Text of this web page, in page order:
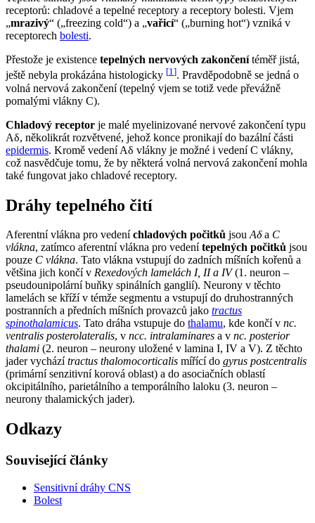
receptorů: chladové a tepelné receptory a receptory bolesti. Vjem
„mrazivý“ („freezing cold“) a „vařicí“ („burning hot“) vzniká v
receptorech bolesti.
Přestože je existence tepelných nervových zakončenítéměř jistá,
ještě nebyla prokázána histologicky [1]. Pravděpodobně se jedná o
volná nervová zakončení (tepelný vjem se totiž vede převážně
pomalými vlákny C).
Chladový receptor je malé myelinizované nervové zakončení typu
Aδ, několikrát rozvětvené, jehož konce pronikají do bazální části
epidermis. Kromě vedení Aδ vlákny je možné i vedení C vlákny,
což nasvědčuje tomu, že by některá volná nervová zakončení mohla
také fungovat jako chladové receptory.
Dráhy tepelného čití
Aferentní vlákna pro vedení chladových počitků jsouAδa C
vlákna, zatímco aferentní vlákna pro vedení tepelných počitků jsou
pouze C vlákna. Tato vlákna vstupují do zadních míšních kořenů a
většina jich končí v Rexedových lamelách I, II a IV(1. neuron –
pseudounipolární buňky spinálních ganglií). Neurony v těchto
lamelách se kříží v témže segmentu a vstupují do druhostranných
postranních a předních míšních provazců jako tractus
spinothalamicus. Tato dráha vstupuje do thalamu, kde končí v nc.
ventralis posterolateralis, v ncc. intralaminares a v nc. posterior
thalami (2. neuron – neurony uložené v lamina I, IV a V). Z těchto
jader vychází tractus thalomocorticalis mířící do gyrus postcentralis
(primární senzitivní korová oblast) a do asociačních oblastí
okcipitálního, parietálního a temporálního laloku (3. neuron –
neurony thalamických jader).
Odkazy
Související články
Sensitivní dráhy CNS
Bolest